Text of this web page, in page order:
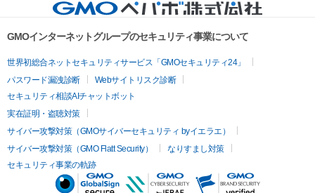
GMOインターネットグループのセキュリティ事業について
世界初総合ネットセキュリティサービス「GMOセキュリティ24」
パスワード漏洩診断
Webサイトリスク診断
セキュリティ相談AIチャットボット
実在証明・盗聴対策
サイバー攻撃対策（GMOサイバーセキュリティ byイエラエ）
サイバー攻撃対策（GMO Flatt Security）
なりすまし対策
セキュリティ事業の軌跡